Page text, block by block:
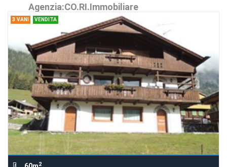
Agenzia:CO.RI.Immobiliare
3 VANI VENDITA
2